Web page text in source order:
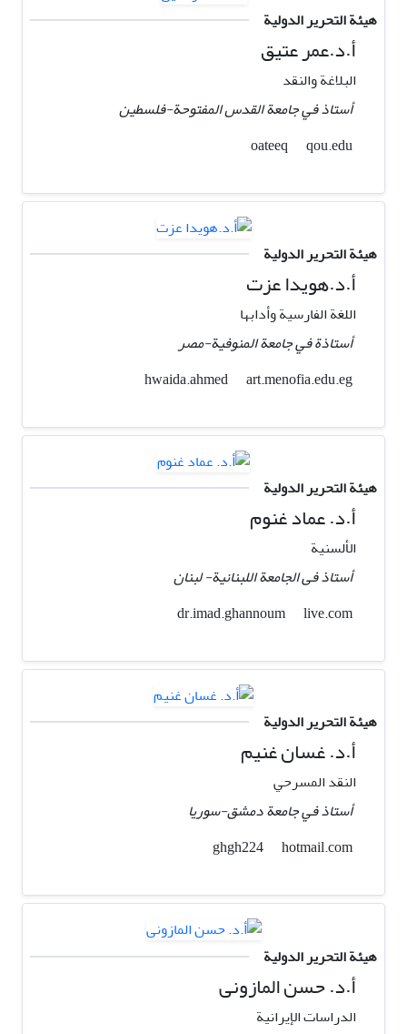
هيئة التحرير الدولية
أ.د.عمر عتيق
البلاغة والنقد
أستاذ في جامعة القدس المفتوحة-فلسطين
qou.edu
هيئة التحرير الدولية
أ.د.هويدا عزت
اللغة الفارسية وأدابها
أستاذة في جامعة المنوفية-مصر
art.menofia.edu.eg
هيئة التحرير الدولية
أ.د. عماد غنوم
الألسنیة
أستاذ فی الجامعة اللبنانیة- لبنان
live.com
هيئة التحرير الدولية
أ.د. غسان غنيم
النقد المسرحي
أستاذ في جامعة دمشق-سوریا
hotmail.com
هيئة التحرير الدولية
أ.د. حسن المازونی
الدراسات الإیرانیة